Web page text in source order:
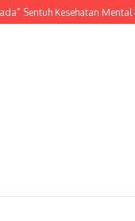
Kesehatan Mental